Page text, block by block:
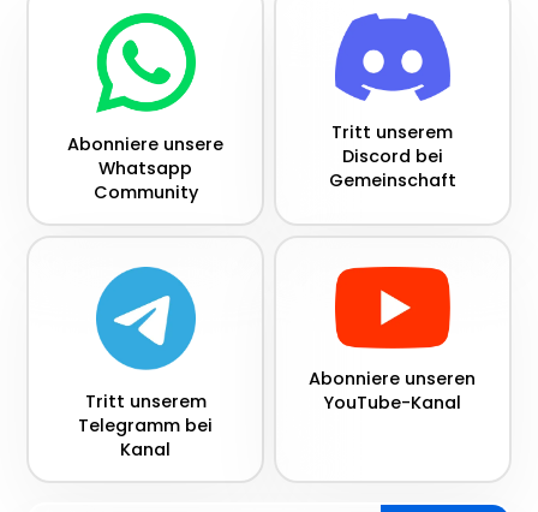
Abonniere unsere
Whatsapp
Community
Tritt unserem
Discord bei
Gemeinschaft
Tritt unserem
Telegramm bei
Kanal
Abonniere unseren
YouTube-Kanal